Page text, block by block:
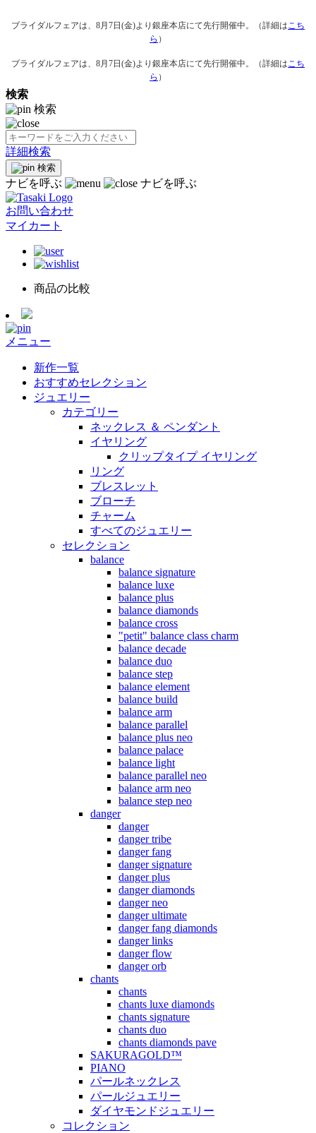
ブライダルフェアは、8月7日(金)より銀座本店にて先行開催中。（詳細はこち
ら ）
ブライダルフェアは、8月7日(金)より銀座本店にて先行開催中。（詳細はこち
ら ）
検索
検索
詳細検索
検索
ナビを呼ぶ ナビを呼ぶ
お問い合わせ
マイカート
商品の比較
メニュー
新作一覧
おすすめセレクション
ジュエリー
カテゴリー
ネックレス ＆ ペンダント
イヤリング
クリップタイプ イヤリング
リング
ブレスレット
ブローチ
チャーム
すべてのジュエリー
セレクション
balance
balance signature
balance luxe
balance plus
balance diamonds
balance cross
"petit" balance class charm
balance decade
balance duo
balance step
balance element
balance build
balance arm
balance parallel
balance plus neo
balance palace
balance light
balance parallel neo
balance arm neo
balance step neo
danger
danger
danger tribe
danger fang
danger signature
danger plus
danger diamonds
danger neo
danger ultimate
danger fang diamonds
danger links
danger flow
danger orb
chants
chants
chants luxe diamonds
chants signature
chants duo
chants diamonds pave
SAKURAGOLD™
PIANO
パールネックレス
パールジュエリー
ダイヤモンドジュエリー
コレクション